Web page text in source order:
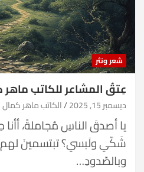
شعر ونثر
عِتقُ المشاعر للكاتب
ديسمبر 15, 2025 الكاتب ماهر
يا أصدقَ الناسِ مُجاملةً،
شَكّي ولَبسي؟ تبتسمينَ
وبالصّدودِ…